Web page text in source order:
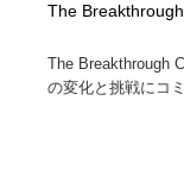
The
The Breakthrough
の変化と挑戦にコ